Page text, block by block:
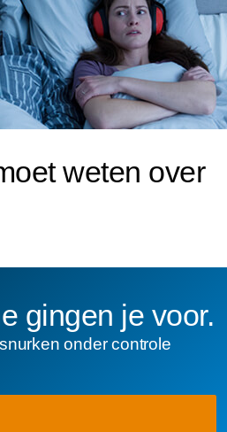
weten over
gingen je voor.
onder controle